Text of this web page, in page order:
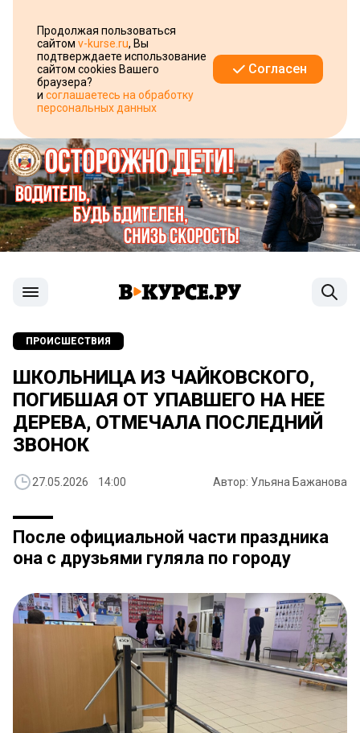
Продолжая пользоваться
сайтом v-kurse.ru, Вы
подтверждаете использование
сайтом cookies Вашего
браузера?
и соглашаетесь на обработку
персональных данных
Согласен
ПРОИСШЕСТВИЯ
ШКОЛЬНИЦА ИЗ ЧАЙКОВСКОГО,
ПОГИБШАЯ ОТ УПАВШЕГО НА НЕЕ
ДЕРЕВА, ОТМЕЧАЛА ПОСЛЕДНИЙ
ЗВОНОК
27.05.2026 14:00 Автор: Ульяна Бажанова
После официальной части праздника
она с друзьями гуляла по городу